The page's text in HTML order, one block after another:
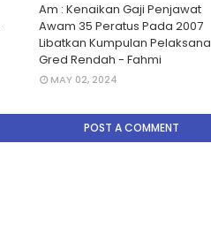
Am : Kenaikan Gaji Penjawat
Awam 35 Peratus Pada 2007
Libatkan Kumpulan Pelaksana
Gred Rendah - Fahmi
MAY 02, 2024
POST A COMMENT